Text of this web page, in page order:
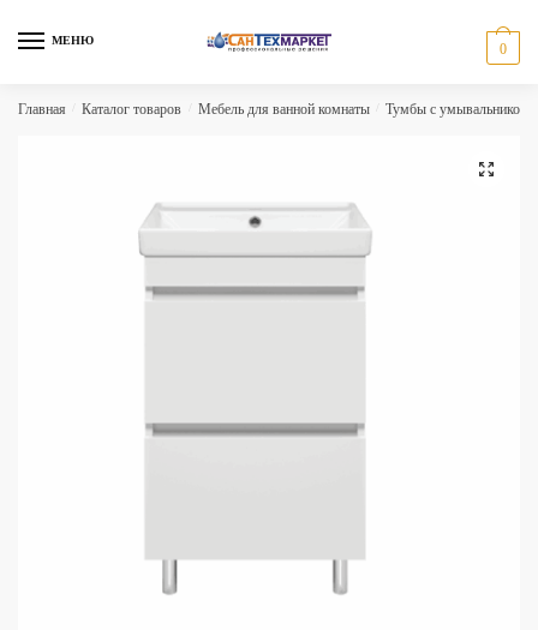
МЕНЮ
0
Главная Каталог товаров Мебель для ванной комнаты Тумбы с умывальником
🔍